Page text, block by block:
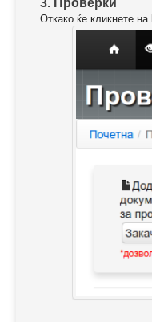
3. Проверки
Откако ќе кликнете на